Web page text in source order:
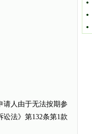
人由于无法按期参
法》第132条第1款